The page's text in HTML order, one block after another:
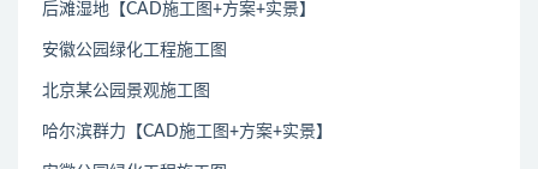
后滩湿地【CAD施工图+方案+实景】
安徽公园绿化工程施工图
北京某公园景观施工图
哈尔滨群力【CAD施工图+方案+实景】